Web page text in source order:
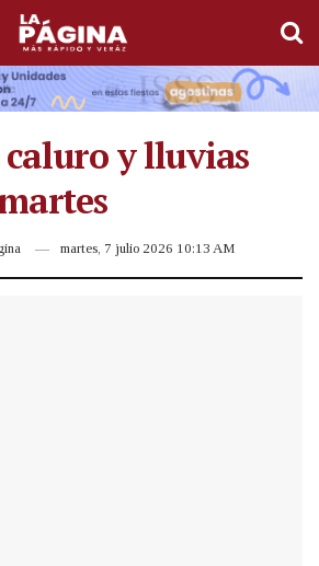
y lluvias
martes, 7 julio 2026 10:13 AM